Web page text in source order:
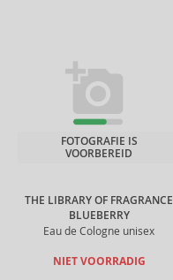
THE LIBRARY OF FRAGRANCE
BLUEBERRY
Eau de Cologne unisex
FOTOGRAFIE IS
VOORBEREID
NIET VOORRADIG